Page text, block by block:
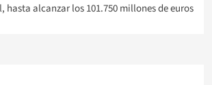
hasta alcanzar los 101.750 millones de euros